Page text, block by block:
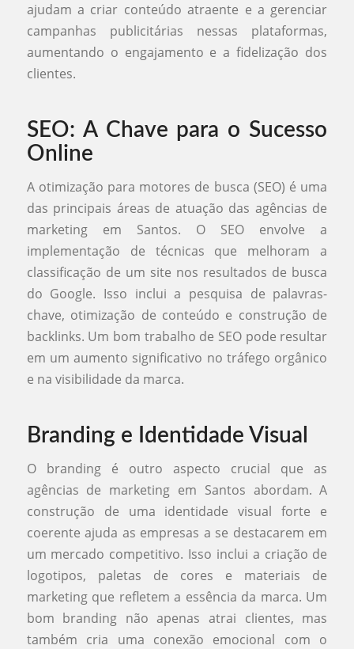
ajudam a criar conteúdo atraente e a gerenciar
campanhas publicitárias nessas plataformas,
aumentando o engajamento e a fidelização dos
clientes.
SEO: A Chave para o Sucesso
Online
A otimização para motores de busca (SEO) é uma
das principais áreas de atuação das agências de
marketing em Santos. O SEO envolve a
implementação de técnicas que melhoram a
classificação de um site nos resultados de busca
do Google. Isso inclui a pesquisa de palavras-
chave, otimização de conteúdo e construção de
backlinks. Um bom trabalho de SEO pode resultar
em um aumento significativo no tráfego orgânico
e na visibilidade da marca.
Branding e Identidade Visual
O branding é outro aspecto crucial que as
agências de marketing em Santos abordam. A
construção de uma identidade visual forte e
coerente ajuda as empresas a se destacarem em
um mercado competitivo. Isso inclui a criação de
logotipos, paletas de cores e materiais de
marketing que refletem a essência da marca. Um
bom branding não apenas atrai clientes, mas
também cria uma conexão emocional com o